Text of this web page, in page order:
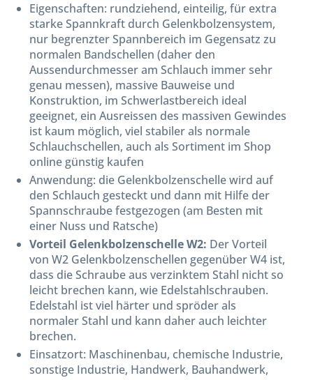
Eigenschaften: rundziehend, einteilig, für extra
starke Spannkraft durch Gelenkbolzensystem,
nur begrenzter Spannbereich im Gegensatz zu
normalen Bandschellen (daher den
Aussendurchmesser am Schlauch immer sehr
genau messen), massive Bauweise und
Konstruktion, im Schwerlastbereich ideal
geeignet, ein Ausreissen des massiven Gewindes
ist kaum möglich, viel stabiler als normale
Schlauchschellen, auch als Sortiment im Shop
online günstig kaufen
Anwendung: die Gelenkbolzenschelle wird auf
den Schlauch gesteckt und dann mit Hilfe der
Spannschraube festgezogen (am Besten mit
einer Nuss und Ratsche)
Vorteil Gelenkbolzenschelle W2: Der Vorteil
von W2 Gelenkbolzenschellen gegenüber W4 ist,
dass die Schraube aus verzinktem Stahl nicht so
leicht brechen kann, wie Edelstahlschrauben.
Edelstahl ist viel härter und spröder als
normaler Stahl und kann daher auch leichter
brechen.
Einsatzort: Maschinenbau, chemische Industrie,
sonstige Industrie, Handwerk, Bauhandwerk,